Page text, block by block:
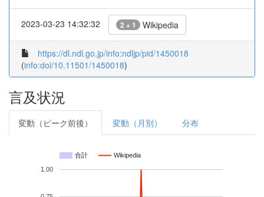
2023-03-23 14:32:32 2 + 1 Wikipedia
https://dl.ndl.go.jp/info:ndljp/pid/1450018
(info:doi/10.11501/1450018)
言及状況
変動（ピーク前後） 変動（月別） 分布
合計 Wikipedia
1.00